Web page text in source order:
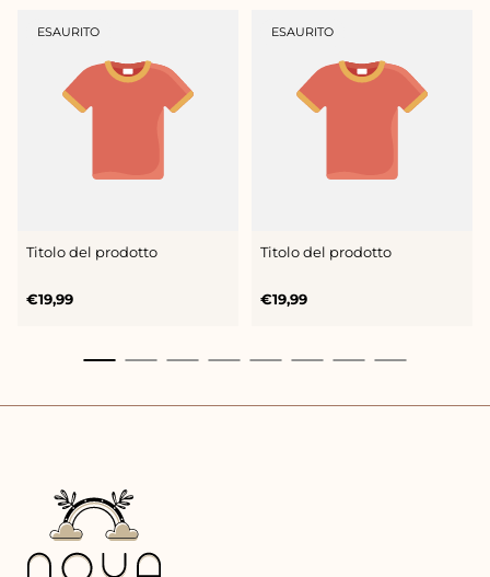
ETICHETTA
PRODOTTO:
ESAURITO
Titolo del prodotto
Prezzo
€19,99
ETICHETTA
PRODOTTO:
ESAURITO
Titolo del prodotto
Prezzo
€19,99